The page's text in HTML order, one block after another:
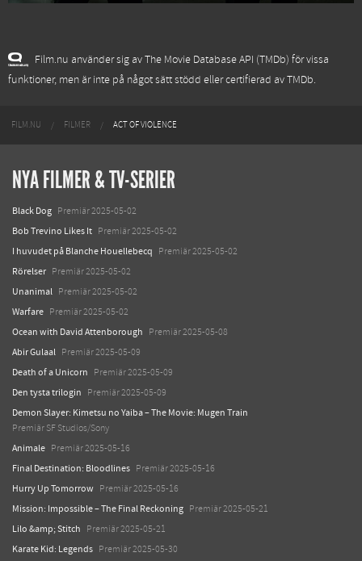
Film.nu använder sig av The Movie Database API (TMDb) för vissa
funktioner, men är inte på något sätt stödd eller certifierad av TMDb.
FILM.NU FILMER ACT OF VIOLENCE
NYA FILMER & TV-SERIER
Black Dog Premiär 2025-05-02
Bob Trevino Likes It Premiär 2025-05-02
I huvudet på Blanche Houellebecq Premiär 2025-05-02
Rörelser Premiär 2025-05-02
Unanimal Premiär 2025-05-02
Warfare Premiär 2025-05-02
Ocean with David Attenborough Premiär 2025-05-08
Abir Gulaal Premiär 2025-05-09
Death of a Unicorn Premiär 2025-05-09
Den tysta trilogin Premiär 2025-05-09
Demon Slayer: Kimetsu no Yaiba – The Movie: Mugen Train
Premiär SF Studios/Sony
Animale Premiär 2025-05-16
Final Destination: Bloodlines Premiär 2025-05-16
Hurry Up Tomorrow Premiär 2025-05-16
Mission: Impossible – The Final Reckoning Premiär 2025-05-21
Lilo &amp; Stitch Premiär 2025-05-21
Karate Kid: Legends Premiär 2025-05-30